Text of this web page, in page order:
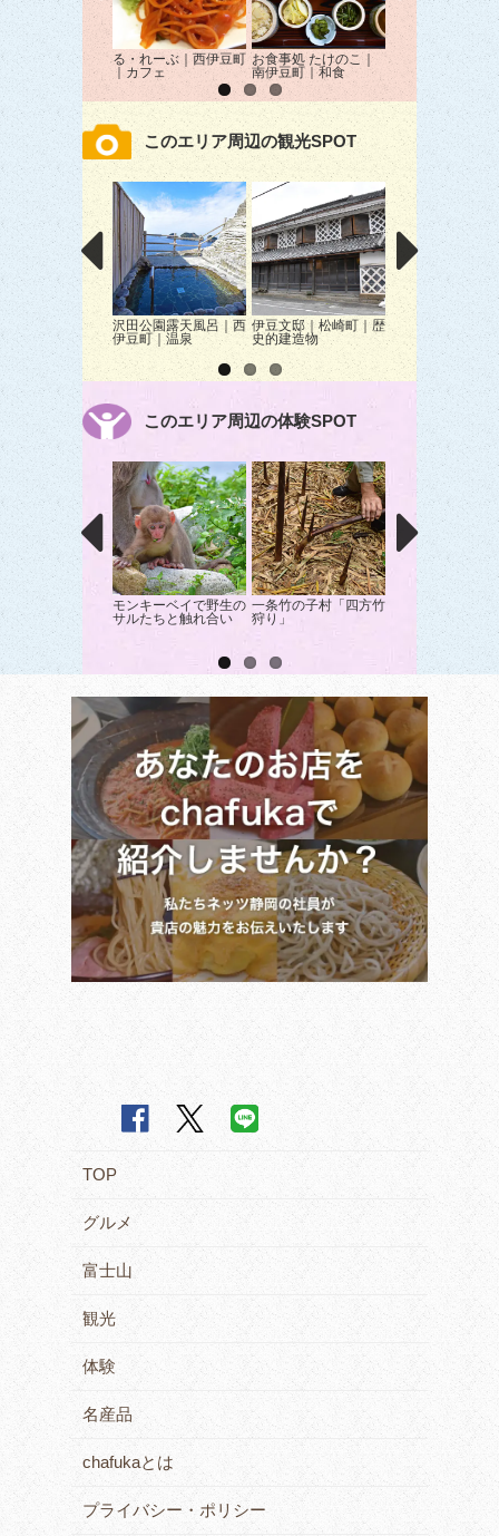
る・れーぶ｜西伊豆町
｜カフェ
お食事処 たけのこ｜
南伊豆町｜和食
海産屋 海産亭｜
豆町｜海鮮
このエリア周辺の観光SPOT
沢田公園露天風呂｜西
伊豆町｜温泉
伊豆文邸｜松崎町｜歴
史的建造物
田んぼをつかっ
｜松崎町｜花
このエリア周辺の体験SPOT
モンキーベイで野生の
サルたちと触れ合い
一条竹の子村「四方竹
狩り」
大自然の中で贅
イベートグラン
グ！！
TOP
グルメ
富士山
観光
体験
名産品
chafukaとは
プライバシー・ポリシー